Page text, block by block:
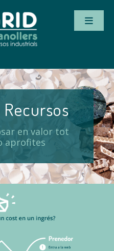
en valor tot
aprofites